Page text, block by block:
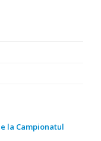
la Campionatul